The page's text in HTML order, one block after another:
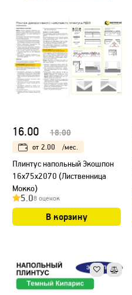
16.00 18.00
от 2.00 /мес.
Плинтус напольный Экошпон
16х75х2070 (Лиственница
Мокко)
5.08 оценок
В корзину